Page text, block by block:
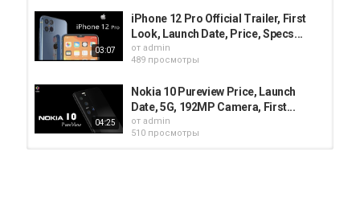
03:07
iPhone 12 Pro Official Trailer, First
Look, Launch Date, Price, Specs...
от admin
489 просмотры
04:25
Nokia 10 Pureview Price, Launch
Date, 5G, 192MP Camera, First...
от admin
510 просмотры